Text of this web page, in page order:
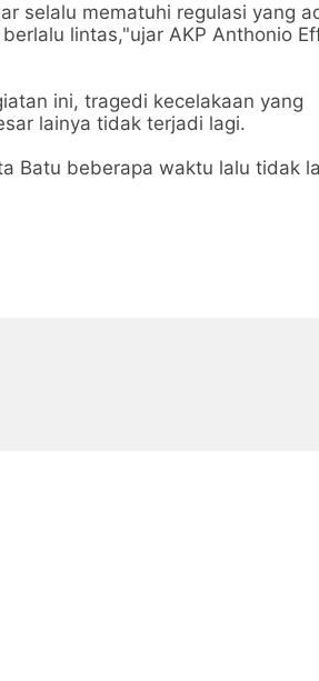
selalu mematuhi regulasi yang
lintas,"ujar AKP Anthonio
ini, tragedi kecelakaan yang
lainya tidak terjadi lagi.
Batu beberapa waktu lalu tidak